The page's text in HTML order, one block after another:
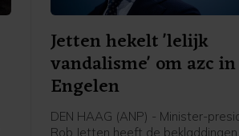
Jetten hekelt 'lelijk
vandalisme' om azc in
Engelen
DEN HAAG (ANP) - Minister-
Rob Jetten heeft de